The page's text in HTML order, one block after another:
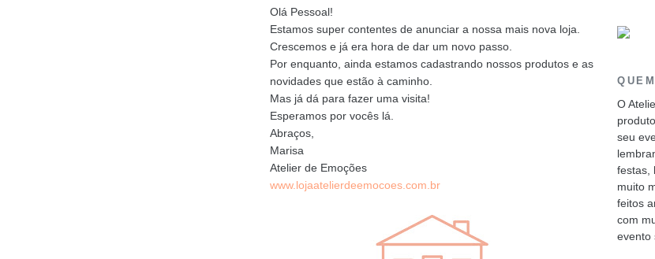
Olá Pessoal!
Estamos super contentes de anunciar a nossa mais nova loja.
Crescemos e já era hora de dar um novo passo.
Por enquanto, ainda estamos cadastrando nossos produtos e as
novidades que estão à caminho.
Mas já dá para fazer uma visita!
Esperamos por vocês lá.
Abraços,
Marisa
Atelier de Emoções
www.lojaatelierdeemocoes.com.br
O
seu
festas,
muito
feitos
com
evento